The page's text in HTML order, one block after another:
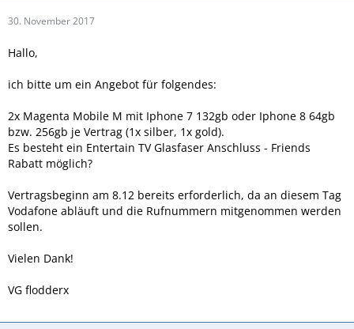
30. November 2017
Hallo,
ich bitte um ein Angebot für folgendes:
2x Magenta Mobile M mit Iphone 7 132gb oder Iphone 8 64gb
bzw. 256gb je Vertrag (1x silber, 1x gold).
Es besteht ein Entertain TV Glasfaser Anschluss - Friends
Rabatt möglich?
Vertragsbeginn am 8.12 bereits erforderlich, da an diesem Tag
Vodafone abläuft und die Rufnummern mitgenommen werden
sollen.
Vielen Dank!
VG flodderx